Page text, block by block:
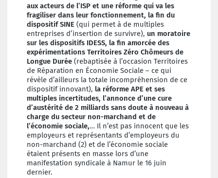
aux acteurs de l’ISP et une réforme qui va les
fragiliser dans leur fonctionnement, la fin du
dispositif SINE (qui permet à de multiples
entreprises d’insertion de survivre), un moratoire
sur les dispositifs IDESS, la fin amorcée des
expérimentations Territoires Zéro Chômeurs de
Longue Durée (rebaptisée à l’occasion Territoires
de Réparation en Économie Sociale – ce qui
révèle d’ailleurs la totale incompréhension de ce
dispositif innovant), la réforme APE et ses
multiples incertitudes, l’annonce d’une cure
d’austérité de 2 milliards sans doute à nouveau à
charge du secteur non-marchand et de
l’économie sociale,… Il n’est pas innocent que les
employeurs et représentants d’employeurs du
non-marchand (2) et de l’économie sociale
étaient présents en masse lors d’une
manifestation syndicale à Namur le 16 juin
dernier.